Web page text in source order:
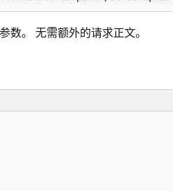
数。 无需额外的请求正文。